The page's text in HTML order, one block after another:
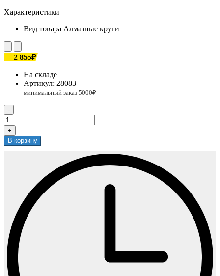
Характеристики
Вид товара Алмазные круги
2 855₽
На складе
Артикул: 28083
-
+
В корзину